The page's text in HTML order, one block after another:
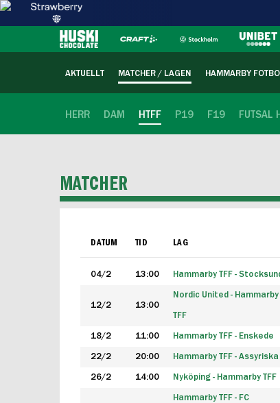
AKTUELLT MATCHER / LAGEN HAMMARBY
HERR DAM HTFF P19 F19 FUTSAL
MATCHER
DATUM TID LAG
04/2 13:00 Hammarby TFF -
12/2 13:00
Nordic United - Hammarby
TFF
18/2 11:00 Hammarby TFF - Enskede
22/2 20:00 Hammarby TFF - Assyriska
26/2 14:00 Nyköping - Hammarby TFF
Hammarby TFF - FC